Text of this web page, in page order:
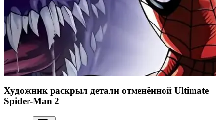
Художник раскрыл детали отменённой Ultimate
Spider-Man 2